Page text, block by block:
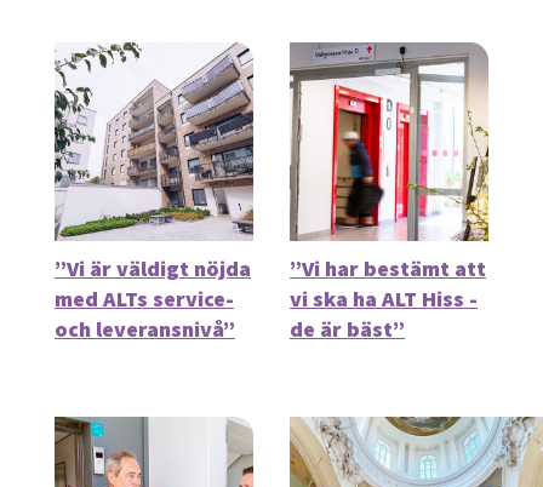
”Vi är väldigt nöjda
med ALTs service-
och leveransnivå”
”Vi har bestämt att
vi ska ha ALT Hiss -
de är bäst”